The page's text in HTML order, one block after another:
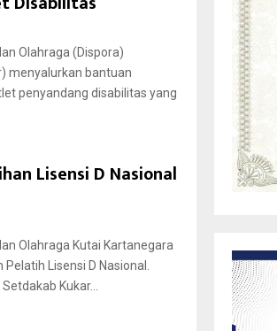
Olahraga (Dispora)
menyalurkan bantuan
penyandang disabilitas yang
Lisensi D Nasional
Olahraga Kutai Kartanegara
Lisensi D Nasional.
Kukar...